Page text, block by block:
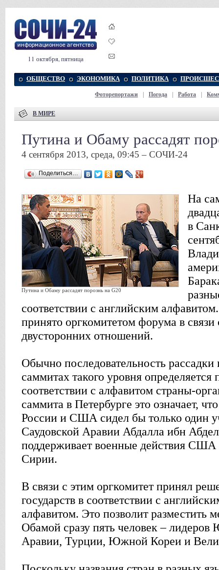
11 октября, пятница
ОБЩЕСТВО ЭКОНОМИКА ПОЛИТИКА
Фоторепортажи Погода Работа
В МИРЕ
Путина и Обаму рассадят
4 сентября 2013, среда, 09:45 – СОЧИ-24
Поделиться…
Путина и Обаму рассадят порознь на G20
На
в
соответствии с английским
принято оргкомитетом форума в связи
двусторонних отношений.
Обычно последовательность рассадки
саммитах такого уровня
соответствии с алфавитом страны-
саммита в Петербурге это означает,
России и США сидел бы только один
Саудовской Аравии Абдалла ибн
поддерживает военные действия США
Сирии.
В связи с этим оргкомитет принял
государств в соответствии с
алфавитом. Это позволит разместить
Обамой сразу пять человек –
Аравии, Турции, Южной Кореи и